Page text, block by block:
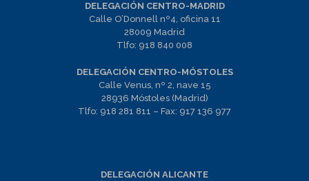
DELEGACIÓN CENTRO-MADRID
Calle O’Donnell nº4, oficina 11
28009 Madrid
Tlfo: 918 840 008
DELEGACIÓN CENTRO-MÓSTOLES
Calle Venus, nº 2, nave 15
28936 Móstoles (Madrid)
Tlfo: 918 281 811 – Fax: 917 136 977
DELEGACIÓN ALICANTE